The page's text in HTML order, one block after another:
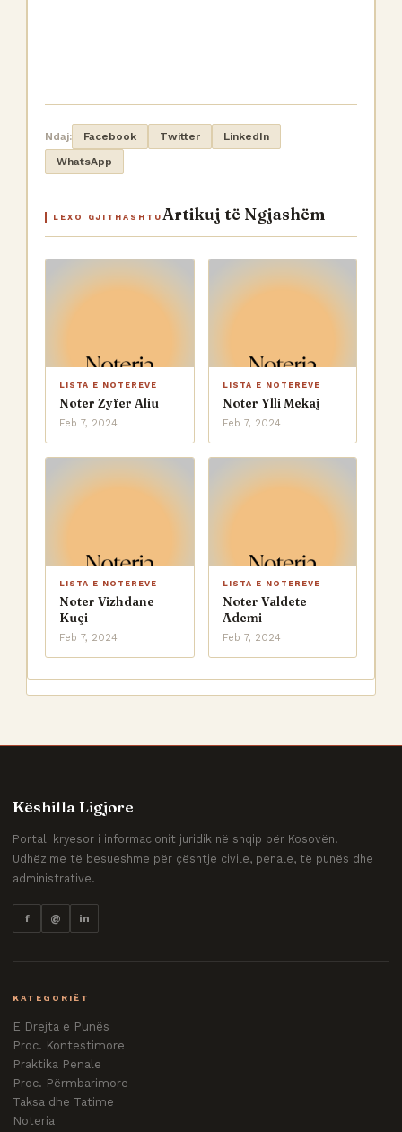
Ndaj: Facebook Twitter
LinkedIn
WhatsApp
LEXO GJITHASHTU Artikuj të Ngjashëm
LISTA E NOTEREVE
Noter Zyfer Aliu
Feb 7, 2024
LISTA E NOTEREVE
Noter Ylli Mekaj
Feb 7, 2024
LISTA E NOTEREVE
Noter Vizhdane
Kuçi
Feb 7, 2024
LISTA E NOTEREVE
Noter Valdete
Ademi
Feb 7, 2024
Këshilla Ligjore
Portali kryesor i informacionit juridik në shqip për Kosovën.
Udhëzime të besueshme për çështje civile, penale, të punës dhe
administrative.
f @ in
KATEGORIËT
E Drejta e Punës
Proc. Kontestimore
Praktika Penale
Proc. Përmbarimore
Taksa dhe Tatime
Noteria